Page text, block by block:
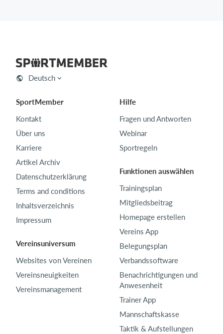
Deutsch
SportMember
Kontakt
Über uns
Karriere
Artikel Archiv
Datenschutzerklärung
Terms and conditions
Inhaltsverzeichnis
Impressum
Vereinsuniversum
Websites von Vereinen
Vereinsneuigkeiten
Vereinsmanagement
Hilfe
Fragen und Antworten
Webinar
Sportregeln
Funktionen auswählen
Trainingsplan
Mitgliedsbeitrag
Homepage erstellen
Vereins App
Belegungsplan
Verbandssoftware
Benachrichtigungen und
Anwesenheit
Trainer App
Mannschaftskasse
Taktik & Aufstellungen